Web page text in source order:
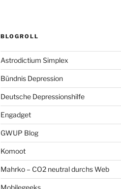
BLOGROLL
Astrodictium Simplex
Bündnis Depression
Deutsche Depressionshilfe
Engadget
GWUP Blog
Komoot
Mahrko – CO2 neutral durchs Web
Mobilegeeks